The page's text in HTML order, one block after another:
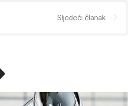
Sljedeći članak